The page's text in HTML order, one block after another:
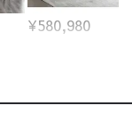
¥580,980